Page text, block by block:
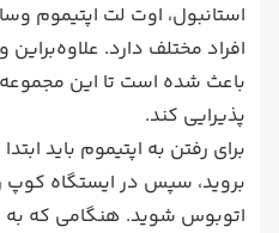
استانبول، اوت لت اپتیموم
افراد مختلف دارد.
پذیرایی کند.
برای رفتن به اپتیموم باید
بروید، سپس در ایستگاه کوپ
اتوبوس شوید. هنگامی که به